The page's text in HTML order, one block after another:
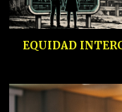
EQUIDAD